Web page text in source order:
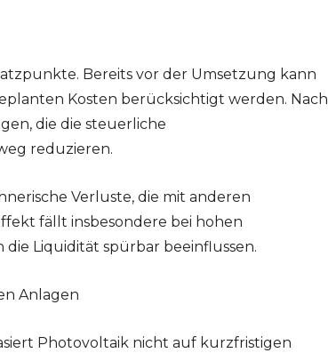
Bereits vor der Umsetzung kann
Kosten berücksichtigt werden. Nach
die die steuerliche
reduzieren.
Verluste, die mit anderen
fällt insbesondere bei hohen
Liquidität spürbar beeinflussen.
Anlagen
Photovoltaik nicht auf kurzfristigen